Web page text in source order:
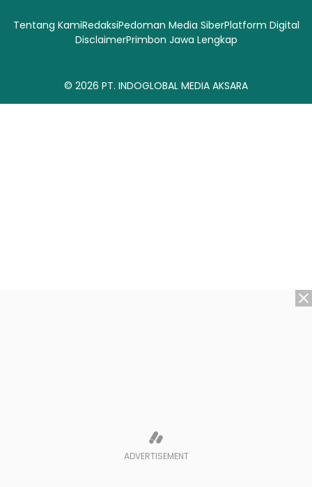
Tentang KamiRedaksiPedoman Media SiberPlatform Digital
DisclaimerPrimbon Jawa Lengkap
© 2026 PT. INDOGLOBAL MEDIA AKSARA